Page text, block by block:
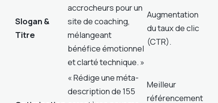
Slogan &
Titre
accrocheurs pour un
site de coaching,
mélangeant
bénéfice émotionnel
et clarté technique. »
Augmentation
du taux de clic
(CTR).
« Rédige une méta-
description de 155
Meilleur
référencement